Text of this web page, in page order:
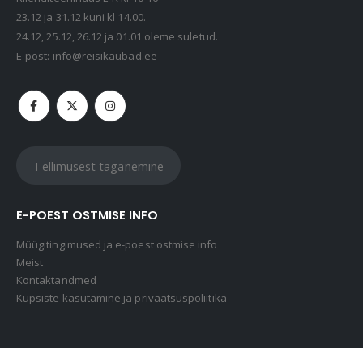
23.12 ja 31.12 kuni kl 14.00.
24.12, 25.12, 26.12 ja 01.01 oleme suletud.
E-post: info@reisikaubad.ee
Tellimusest taganemine
E-POEST OSTMISE INFO
Müügitingimused ja e-poest ostmise info
Meist
Kontaktandmed
Küpsiste kasutamine ja privaatsuspoliitika